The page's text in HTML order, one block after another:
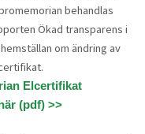
behandlas
Ökad transparens i
om ändring av
Elcertifikat
(pdf) >>